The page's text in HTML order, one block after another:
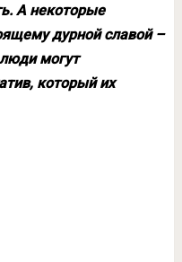
А некоторые
дурной славой –
могут
который их